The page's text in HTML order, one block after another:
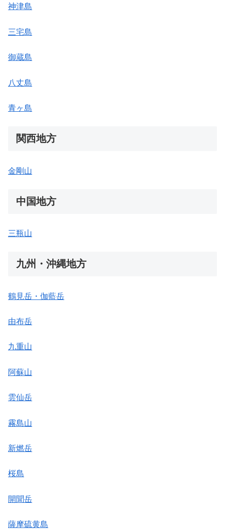
神津島
三宅島
御蔵島
八丈島
青ヶ島
関西地方
金剛山
中国地方
三瓶山
九州・沖縄地方
鶴見岳・伽藍岳
由布岳
九重山
阿蘇山
雲仙岳
霧島山
新燃岳
桜島
開聞岳
薩摩硫黄島